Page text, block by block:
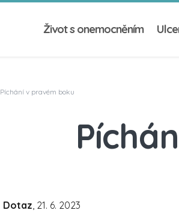
Život s onemocněním
Píchání v pravém boku
Dotaz, 21. 6. 2023